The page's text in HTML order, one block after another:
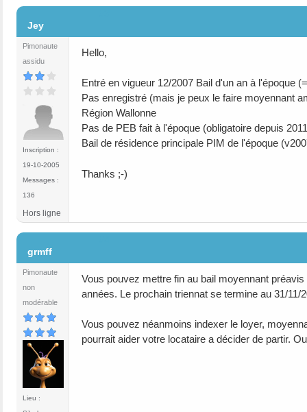
Jey
Pimonaute
assidu
Inscription :
19-10-2005
Messages :
136
Hello,
Entré en vigueur 12/2007 Bail d'un an à l'époque
Pas enregistré (mais je peux le faire moyennant
Région Wallonne
Pas de PEB fait à l'époque (obligatoire depuis
Bail de résidence principale PIM de l'époque
Thanks ;-)
Hors ligne
grmff
Pimonaute
non
modérable
Lieu :
Vous pouvez mettre fin au bail moyennant
années. Le prochain triennat se termine au 31/11/
Vous pouvez néanmoins indexer le loyer,
pourrait aider votre locataire a décider de partir.